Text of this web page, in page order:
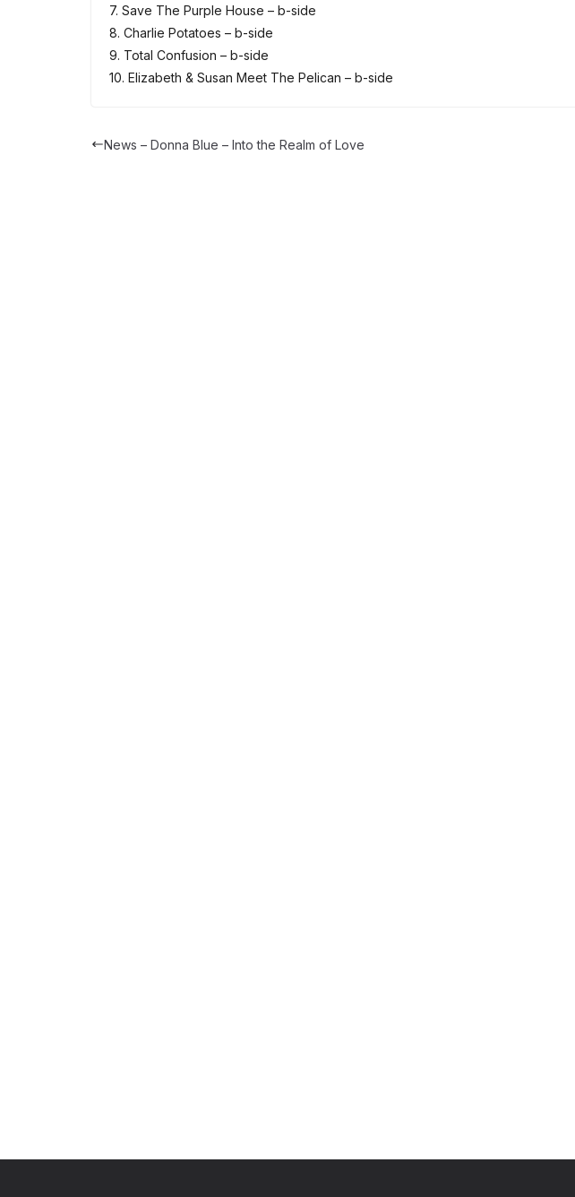
7. Save The Purple House – b-side
8. Charlie Potatoes – b-side
9. Total Confusion – b-side
10. Elizabeth & Susan Meet The Pelican – b-side
News – Donna Blue – Into the Realm of Love